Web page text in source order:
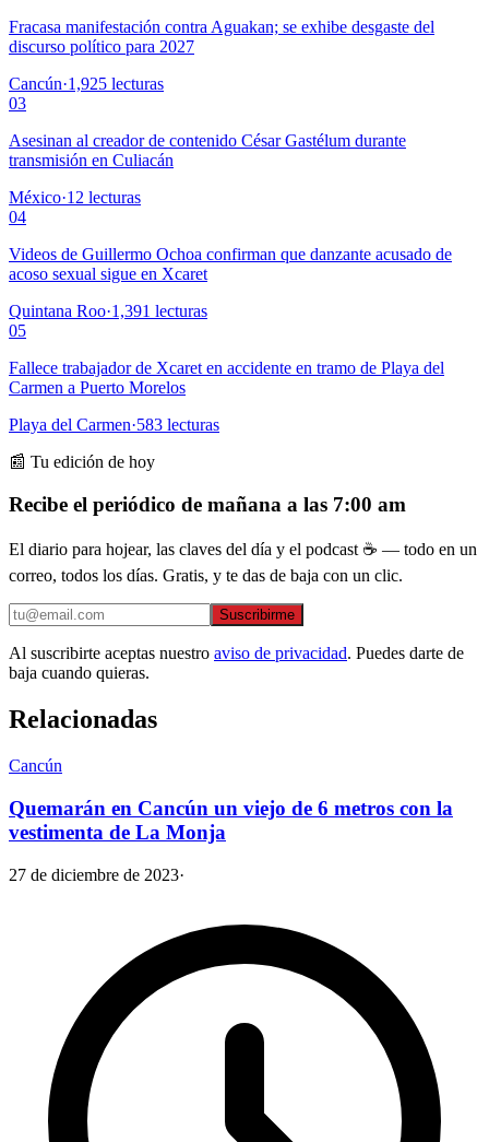
Fracasa manifestación contra Aguakan; se exhibe desgaste del
discurso político para 2027
Cancún·1,925 lecturas
03
Asesinan al creador de contenido César Gastélum durante
transmisión en Culiacán
México·12 lecturas
04
Videos de Guillermo Ochoa confirman que danzante acusado de
acoso sexual sigue en Xcaret
Quintana Roo·1,391 lecturas
05
Fallece trabajador de Xcaret en accidente en tramo de Playa del
Carmen a Puerto Morelos
Playa del Carmen·583 lecturas
📰 Tu edición de hoy
Recibe el periódico de mañana a las 7:00 am
El diario para hojear, las claves del día y el podcast ☕ — todo en un
correo, todos los días. Gratis, y te das de baja con un clic.
Suscribirme
Al suscribirte aceptas nuestro aviso de privacidad. Puedes darte de
baja cuando quieras.
Relacionadas
Cancún
Quemarán en Cancún un viejo de 6 metros con la
vestimenta de La Monja
27 de diciembre de 2023·